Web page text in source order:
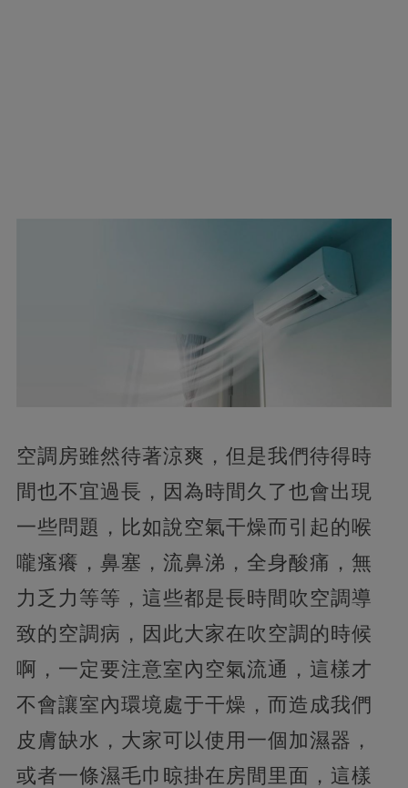
空調房雖然待著涼爽，但是我們待得時
間也不宜過長，因為時間久了也會出現
一些問題，比如說空氣干燥而引起的喉
嚨瘙癢，鼻塞，流鼻涕，全身酸痛，無
力乏力等等，這些都是長時間吹空調導
致的空調病，因此大家在吹空調的時候
啊，一定要注意室內空氣流通，這樣才
不會讓室內環境處于干燥，而造成我們
皮膚缺水，大家可以使用一個加濕器，
或者一條濕毛巾晾掛在房間里面，這樣